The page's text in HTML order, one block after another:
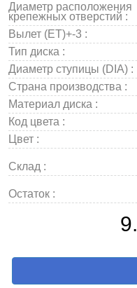
Диаметр расположения
крепежных отверстий :
Вылет (ET)+-3 :
Тип диска :
Диаметр ступицы (DIA) :
Страна производства :
Материал диска :
Код цвета :
Цвет :
Склад :
Остаток :